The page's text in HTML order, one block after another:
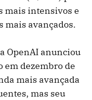
mais intensivos e
mais avançados.
OpenAI anunciou
em dezembro de
mais avançada
mas seu